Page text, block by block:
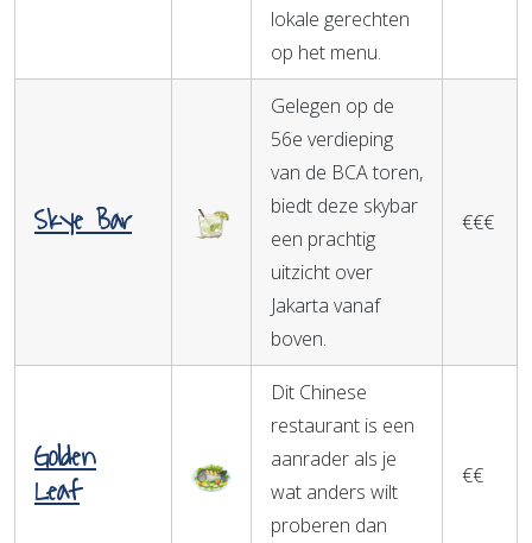
lokale gerechten
op het menu.
Skye Bar
Gelegen op de
56e verdieping
van de BCA toren,
biedt deze skybar
een prachtig
uitzicht over
Jakarta vanaf
boven.
€€€
Golden
Leaf
Dit Chinese
restaurant is een
aanrader als je
wat anders wilt
proberen dan
€€